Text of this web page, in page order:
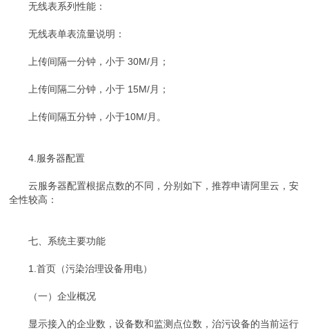
无线表系列性能：
无线表单表流量说明：
上传间隔一分钟，小于 30M/月；
上传间隔二分钟，小于 15M/月；
上传间隔五分钟，小于10M/月。
4.服务器配置
云服务器配置根据点数的不同，分别如下，推荐申请阿里云，安
全性较高：
七、系统主要功能
1.首页（污染治理设备用电）
（一）企业概况
显示接入的企业数，设备数和监测点位数，治污设备的当前运行